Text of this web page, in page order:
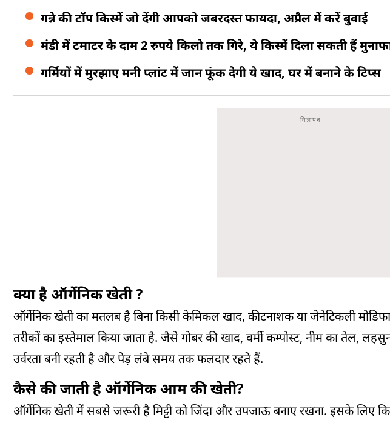
गन्ने की टॉप किस्में जो देंगी आपको जबरदस्त फायदा, अप्रैल में करें बुवाई
मंडी में टमाटर के दाम 2 रुपये किलो तक गिरे, ये किस्में दिला सकती हैं
गर्मियों में मुरझाए मनी प्लांट में जान फूंक देगी ये खाद, घर में बनाने के टिप्स
क्या है ऑर्गेनिक खेती ?
ऑर्गेनिक खेती का मतलब है बिना किसी केमिकल खाद, कीटनाशक या जेनेटिकली
तरीकों का इस्तेमाल किया जाता है. जैसे गोबर की खाद, वर्मी कम्पोस्ट, नीम का तेल,
उर्वरता बनी रहती है और पेड़ लंबे समय तक फलदार रहते हैं.
कैसे की जाती है ऑर्गेनिक आम की खेती?
ऑर्गेनिक खेती में सबसे जरूरी है मिट्टी को जिंदा और उपजाऊ बनाए रखना. इसके लिए